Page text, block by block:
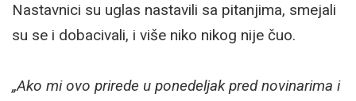
Nastavnici su uglas nastavili sa pitanjima, smejali
su se i dobacivali, i više niko nikog nije čuo.
„Ako mi ovo prirede u ponedeljak pred novinarima i